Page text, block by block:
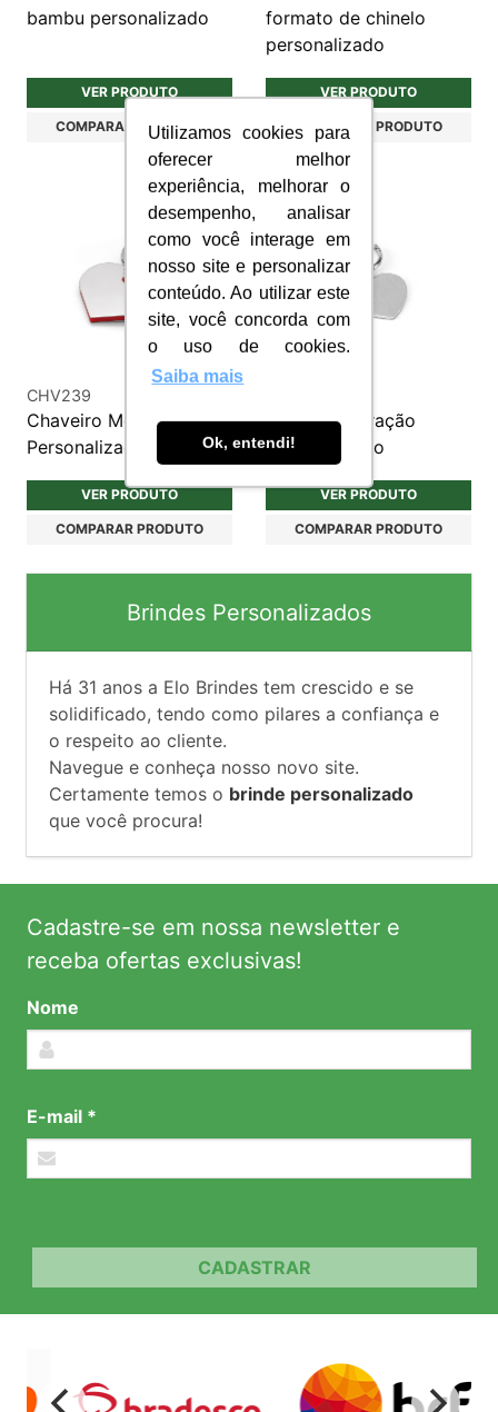
Utilizamos cookies para
oferecer melhor
experiência, melhorar o
desempenho, analisar
como você interage em
nosso site e personalizar
conteúdo. Ao utilizar este
site, você concorda com
o uso de cookies.
Saiba mais
Ok, entendi!
bambu personalizado
VER PRODUTO
COMPARAR PRODUTO
formato de chinelo
personalizado
VER PRODUTO
COMPARAR PRODUTO
CHV239
Chaveiro Metal Coração
Personalizado
VER PRODUTO
COMPARAR PRODUTO
Chaveiro coração
personalizado
VER PRODUTO
COMPARAR PRODUTO
Brindes Personalizados
Há 31 anos a Elo Brindes tem crescido e se
solidificado, tendo como pilares a confiança e
o respeito ao cliente.
Navegue e conheça nosso novo site.
Certamente temos o brinde personalizado
que você procura!
Cadastre-se em nossa newsletter e
receba ofertas exclusivas!
Nome
E-mail *
CADASTRAR